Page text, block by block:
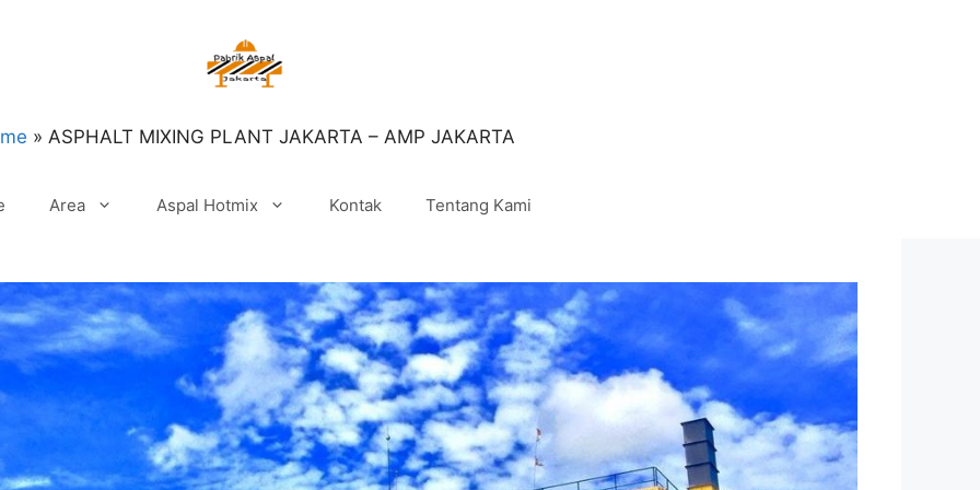
» ASPHALT MIXING PLANT JAKARTA – AMP JAKARTA
Area Aspal Hotmix Kontak Tentang Kami